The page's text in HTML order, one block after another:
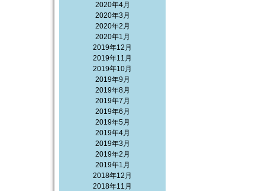
2020年4月
2020年3月
2020年2月
2020年1月
2019年12月
2019年11月
2019年10月
2019年9月
2019年8月
2019年7月
2019年6月
2019年5月
2019年4月
2019年3月
2019年2月
2019年1月
2018年12月
2018年11月